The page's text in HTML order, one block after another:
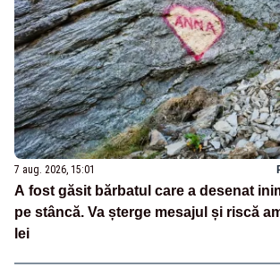
7 aug. 2026, 15:01
A fost găsit bărbatul care a desenat
pe stâncă. Va șterge mesajul și riscă
lei